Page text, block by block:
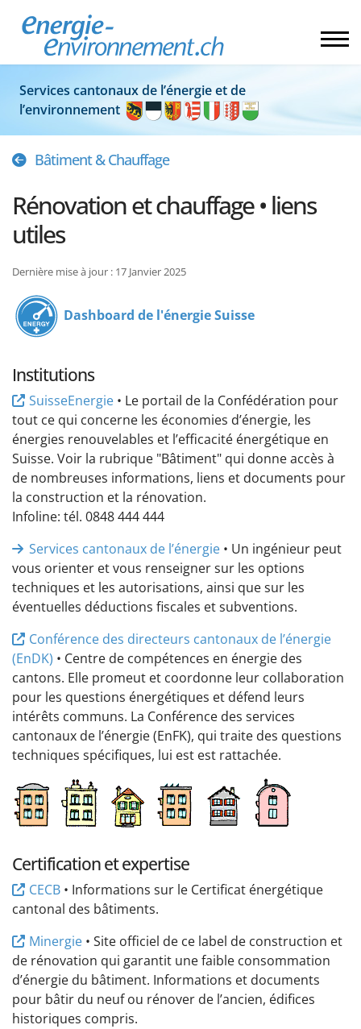
Services cantonaux de l’énergie et de
l’environnement
Bâtiment & Chauffage
Rénovation et chauffage • liens
utiles
Dernière mise à jour : 17 Janvier 2025
Dashboard de l'énergie Suisse
Institutions
SuisseEnergie• Le portail de la Confédération pour
tout ce qui concerne les économies d’énergie, les
énergies renouvelables et l’efficacité énergétique en
Suisse. Voir la rubrique "Bâtiment" qui donne accès à
de nombreuses informations, liens et documents pour
la construction et la rénovation.
Infoline: tél. 0848 444 444
Services cantonaux de l’énergie• Un ingénieur peut
vous orienter et vous renseigner sur les options
techniques et les autorisations, ainsi que sur les
éventuelles déductions fiscales et subventions.
Conférence des directeurs cantonaux de l’énergie
(EnDK) • Centre de compétences en énergie des
cantons. Elle promeut et coordonne leur collaboration
pour les questions énergétiques et défend leurs
intérêts communs. La Conférence des services
cantonaux de l’énergie (EnFK), qui traite des questions
techniques spécifiques, lui est est rattachée.
Certification et expertise
CECB• Informations sur le Certificat énergétique
cantonal des bâtiments.
Minergie• Site officiel de ce label de construction et
de rénovation qui garantit une faible consommation
d’énergie du bâtiment. Informations et documents
pour bâtir du neuf ou rénover de l’ancien, édifices
historiques compris.